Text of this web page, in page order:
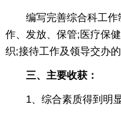
编写完善综合科工作
作、发放、保管;医疗保
织;接待工作及领导交办
三、主要收获：
1、综合素质得到明显